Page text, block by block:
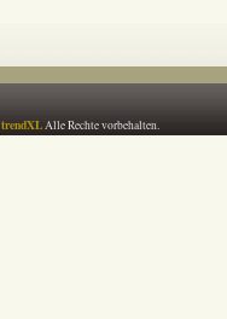
trendXLAlle Rechte vorbehalten.